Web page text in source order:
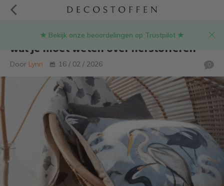
★ Bekijk onze beoordelingen op Trustpilot ★
Is een stoel stofferen moeilijk? Alles
wat je moet weten over herstofferen
Door Lynn 16 / 02 / 2026 0